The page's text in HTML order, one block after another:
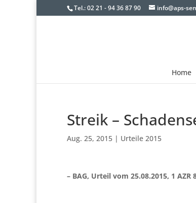
Tel.: 02 21 - 94 36 87 90 info@aps-
Home
Streik –
Aug. 25, 2015 | Urteile 2015
– BAG, Urteil vom 25.08.2015, 1 AZR